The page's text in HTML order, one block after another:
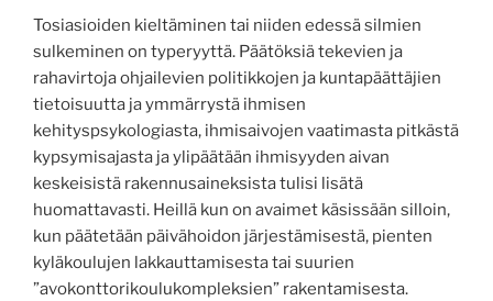
Tosiasioiden kieltäminen tai niiden edessä silmien
sulkeminen on typeryyttä. Päätöksiä tekevien ja
rahavirtoja ohjailevien politikkojen ja kuntapäättäjien
tietoisuutta ja ymmärrystä ihmisen
kehityspsykologiasta, ihmisaivojen vaatimasta pitkästä
kypsymisajasta ja ylipäätään ihmisyyden aivan
keskeisistä rakennusaineksista tulisi lisätä
huomattavasti. Heillä kun on avaimet käsissään silloin,
kun päätetään päivähoidon järjestämisestä, pienten
kyläkoulujen lakkauttamisesta tai suurien
”avokonttorikoulukompleksien” rakentamisesta.